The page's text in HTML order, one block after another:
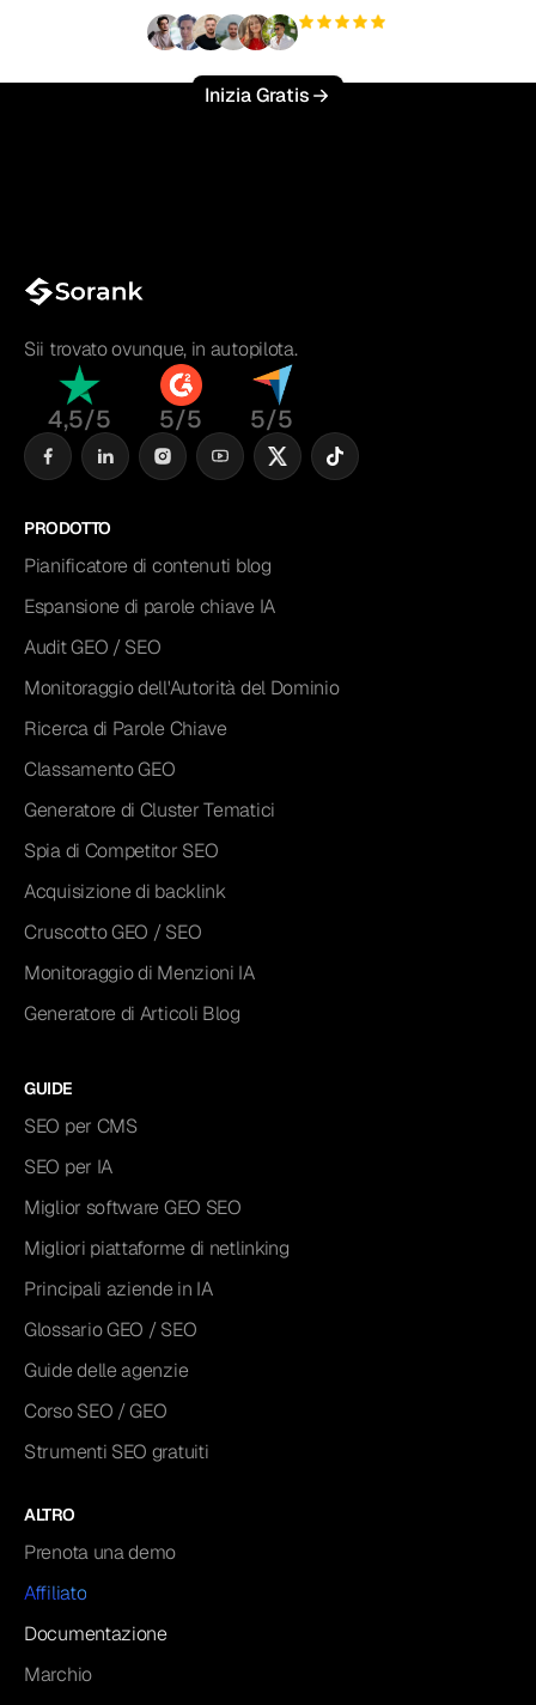
Inizia Gratis
Sii trovato ovunque, in autopilota.
4,5/5 5/5 5/5
PRODOTTO
Pianificatore di contenuti blog
Espansione di parole chiave IA
Audit GEO / SEO
Monitoraggio dell'Autorità del Dominio
Ricerca di Parole Chiave
Classamento GEO
Generatore di Cluster Tematici
Spia di Competitor SEO
Acquisizione di backlink
Cruscotto GEO / SEO
Monitoraggio di Menzioni IA
Generatore di Articoli Blog
GUIDE
SEO per CMS
SEO per IA
Miglior software GEO SEO
Migliori piattaforme di netlinking
Principali aziende in IA
Glossario GEO / SEO
Guide delle agenzie
Corso SEO / GEO
Strumenti SEO gratuiti
ALTRO
Prenota una demo
Affiliato
Documentazione
Marchio